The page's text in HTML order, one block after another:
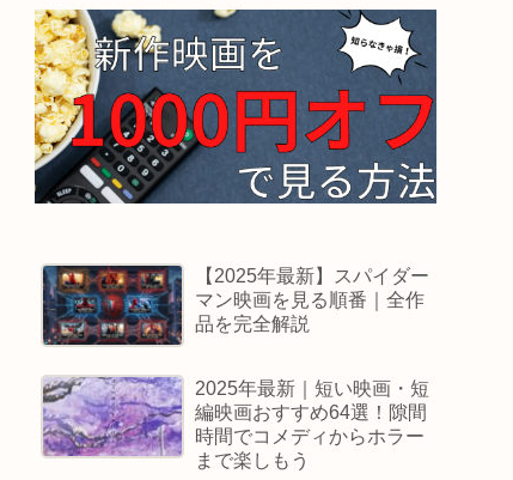
【2025年最新】スパイダー
マン映画を見る順番｜全作
品を完全解説
2025年最新｜短い映画・短
編映画おすすめ64選！隙間
時間でコメディからホラー
まで楽しもう